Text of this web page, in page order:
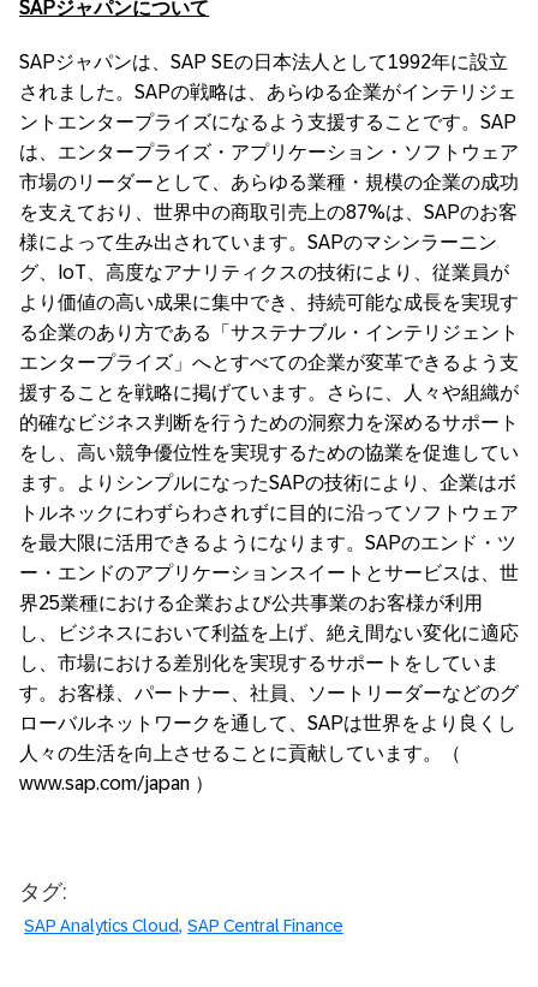
SAPジャパンについて
SAPジャパンは、SAP SEの日本法人として1992年に設立
されました。SAPの戦略は、あらゆる企業がインテリジェ
ントエンタープライズになるよう支援することです。SAP
は、エンタープライズ・アプリケーション・ソフトウェア
市場のリーダーとして、あらゆる業種・規模の企業の成功
を支えており、世界中の商取引売上の87%は、SAPのお客
様によって生み出されています。SAPのマシンラーニン
グ、IoT、高度なアナリティクスの技術により、従業員が
より価値の高い成果に集中でき、持続可能な成長を実現す
る企業のあり方である「サステナブル・インテリジェント
エンタープライズ」へとすべての企業が変革できるよう支
援することを戦略に掲げています。さらに、人々や組織が
的確なビジネス判断を行うための洞察力を深めるサポート
をし、高い競争優位性を実現するための協業を促進してい
ます。よりシンプルになったSAPの技術により、企業はボ
トルネックにわずらわされずに目的に沿ってソフトウェア
を最大限に活用できるようになります。SAPのエンド・ツ
ー・エンドのアプリケーションスイートとサービスは、世
界25業種における企業および公共事業のお客様が利用
し、ビジネスにおいて利益を上げ、絶え間ない変化に適応
し、市場における差別化を実現するサポートをしていま
す。お客様、パートナー、社員、ソートリーダーなどのグ
ローバルネットワークを通して、SAPは世界をより良くし
人々の生活を向上させることに貢献しています。（
www.sap.com/japan ）
タグ:
SAP Analytics Cloud SAP Central Finance